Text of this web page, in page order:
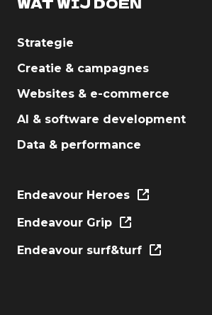
Strategie
Creatie & campagnes
Websites & e-commerce
AI & software development
Data & performance
Endeavour Heroes
Endeavour Grip
Endeavour surf&turf